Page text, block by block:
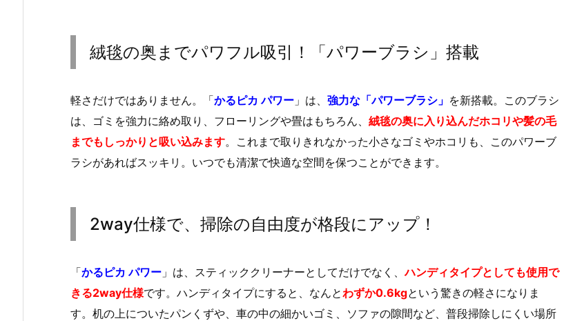
絨毯の奥までパワフル吸引！「パワーブラシ」搭載
軽さだけではありません。「かるピカ パワー 」は、 強力な「パワーブラシ」 を新搭載。このブラシ
は、ゴミを強力に絡め取り、フローリングや畳はもちろん、 絨毯の奥に入り込んだホコリや髪の毛
までもしっかりと吸い込みます。これまで取りきれなかった小さなゴミやホコリも、このパワーブ
ラシがあればスッキリ。いつでも清潔で快適な空間を保つことができます。
2way仕様で、掃除の自由度が格段にアップ！
「かるピカ パワー 」は、スティッククリーナーとしてだけでなく、ハンディタイプとしても使用で
きる2way仕様です。ハンディタイプにすると、なんとわずか0.6kgという驚きの軽さになりま
す。机の上についたパンくずや、車の中の細かいゴミ、ソファの隙間など、普段掃除しにくい場所